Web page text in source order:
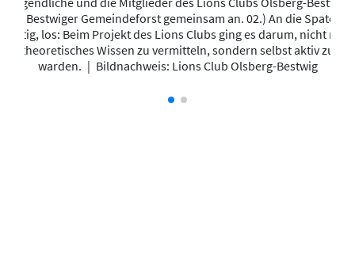
im Bestwiger Gemeindeforst gemeinsam an. 02.) An die Spaten,
fertig, los: Beim Projekt des Lions Clubs ging es darum, nicht nur
theoretisches Wissen zu vermitteln, sondern selbst aktiv zu
warden. | Bildnachweis: Lions Club Olsberg-Bestwig